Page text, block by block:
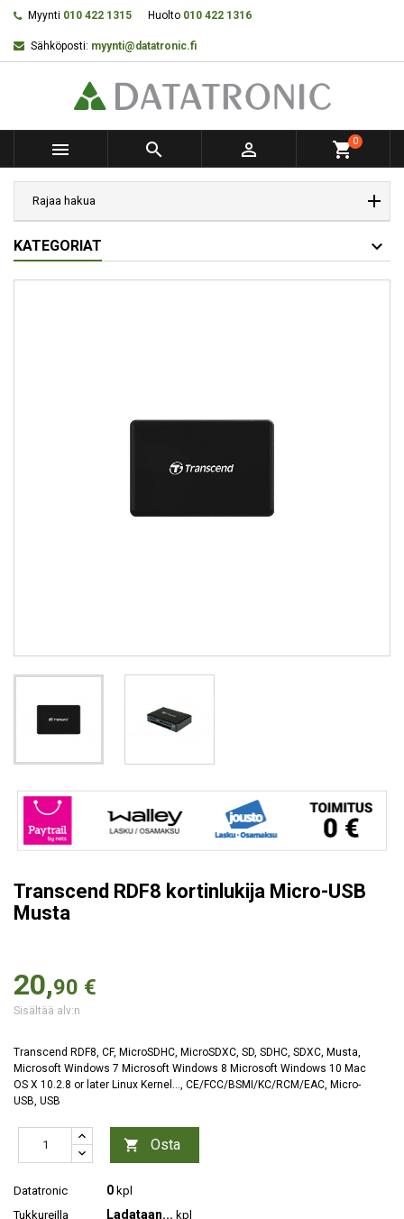
Myynti 010 422 1315 Huolto 010 422 1316
Sähköposti: myynti@datatronic.fi
   shopping_cart0
Rajaa hakua
KATEGORIAT
Transcend RDF8 kortinlukija Micro-USB
Musta
20,90 €
Sisältää alv:n
Transcend RDF8, CF, MicroSDHC, MicroSDXC, SD, SDHC, SDXC, Musta,
Microsoft Windows 7 Microsoft Windows 8 Microsoft Windows 10 Mac
OS X 10.2.8 or later Linux Kernel..., CE/FCC/BSMI/KC/RCM/EAC, Micro-
USB, USB
 Osta
Datatronic 0 kpl
Tukkureilla
Ladataan... kpl